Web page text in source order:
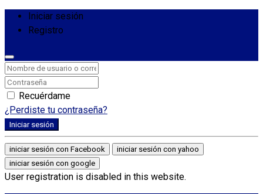
Iniciar sesión
Registro
Recuérdame
¿Perdiste tu contraseña?
Iniciar sesión
iniciar sesión con Facebook
iniciar sesión con yahoo
iniciar sesión con google
User registration is disabled in this website.